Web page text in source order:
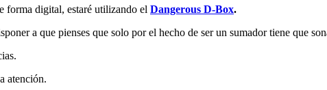
forma digital, estaré utilizando el Dangerous D-Box.
a que pienses que solo por el hecho de ser un sumador tiene que
atención.